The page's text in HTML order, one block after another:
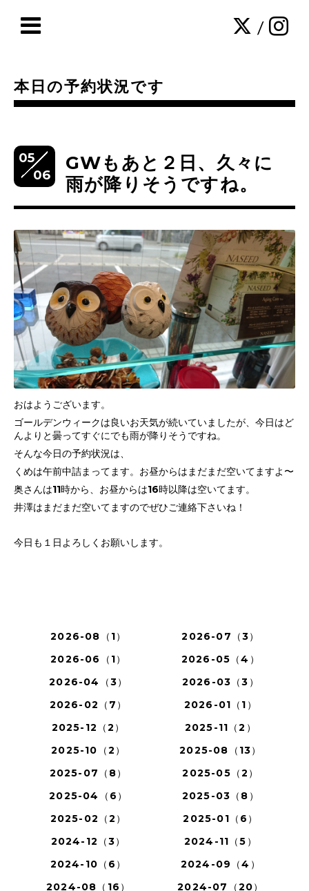
/
本日の予約状況です
05
06
GWもあと２日、久々に
雨が降りそうですね。
おはようございます。
ゴールデンウィークは良いお天気が続いていましたが、今日はど
んよりと曇ってすぐにでも雨が降りそうですね。
そんな今日の予約状況は、
くめは午前中詰まってます。お昼からはまだまだ空いてますよ〜
奥さんは11時から、お昼からは16時以降は空いてます。
井澤はまだまだ空いてますのでぜひご連絡下さいね！
今日も１日よろしくお願いします。
2026-08（1）
2026-07（3）
2026-06（1）
2026-05（4）
2026-04（3）
2026-03（3）
2026-02（7）
2026-01（1）
2025-12（2）
2025-11（2）
2025-10（2）
2025-08（13）
2025-07（8）
2025-05（2）
2025-04（6）
2025-03（8）
2025-02（2）
2025-01（6）
2024-12（3）
2024-11（5）
2024-10（6）
2024-09（4）
2024-08（16）
2024-07（20）